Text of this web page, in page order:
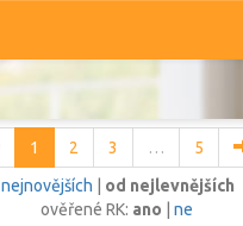
obec Teplice,
1 2 3 …
5
od nejlevnějších
ověřené RK: ano ne